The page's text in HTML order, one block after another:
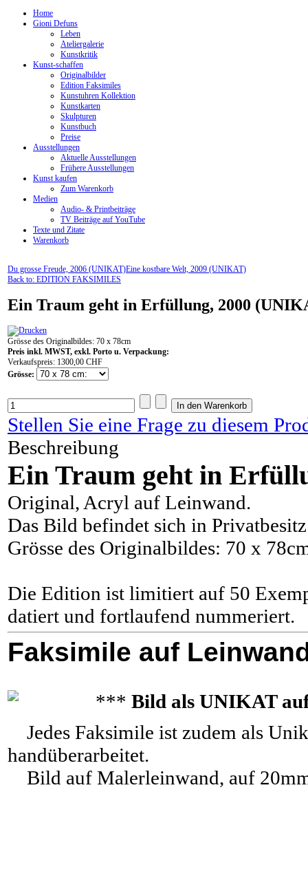
Home
Gioni Defuns
Leben
Ateliergalerie
Kunstkritik
Kunst-schaffen
Originalbilder
Edition Faksimiles
Kunstuhren Kollektion
Kunstkarten
Skulpturen
Kunstbuch
Preise
Ausstellungen
Aktuelle Ausstellungen
Frühere Ausstellungen
Kunst kaufen
Zum Warenkorb
Medien
Audio- & Printbeiträge
TV Beiträge auf YouTube
Texte und Zitate
Warenkorb
Du grosse Freude, 2006 (UNIKAT)Eine kostbare Welt, 2009 (UNIKAT)
Back to: EDITION FAKSIMILES
Ein Traum geht in Erfüllung, 2000
Grösse des Originalbildes: 70 x 78cm
Preis inkl. MWST, exkl. Porto u. Verpackung:
Verkaufspreis: 1300,00 CHF
Grösse:
Stellen Sie eine Frage zu diesem
Beschreibung
Ein Traum geht in
Original, Acryl auf Leinwand.
Das Bild befindet sich in
Grösse des Originalbildes: 70 x
Die Edition ist limitiert auf 50
datiert und fortlaufend nummeriert.
Faksimile auf
*** Bild als UNIKAT
Jedes Faksimile ist zudem als
handüberarbeitet.
Bild auf Malerleinwand, auf